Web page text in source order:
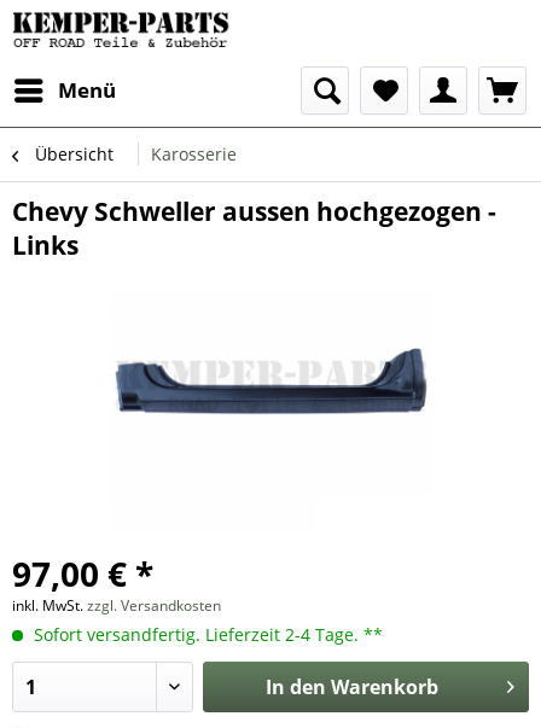
Menü
Übersicht Karosserie
Chevy Schweller aussen hochgezogen -
Links
97,00 € *
inkl. MwSt.zzgl. Versandkosten
Sofort versandfertig. Lieferzeit 2-4 Tage. **
In den Warenkorb